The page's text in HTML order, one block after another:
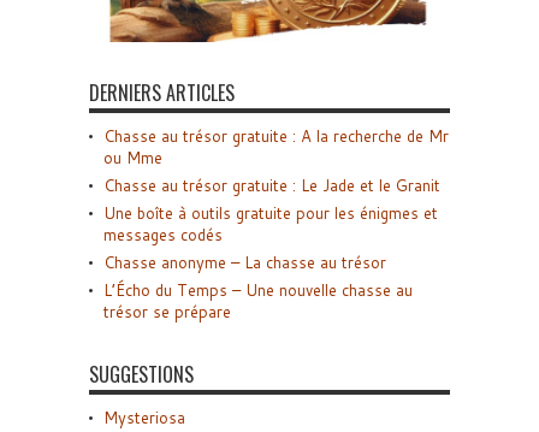
DERNIERS ARTICLES
Chasse au trésor gratuite : A la recherche de Mr
ou Mme
Chasse au trésor gratuite : Le Jade et le Granit
Une boîte à outils gratuite pour les énigmes et
messages codés
Chasse anonyme – La chasse au trésor
L’Écho du Temps – Une nouvelle chasse au
trésor se prépare
SUGGESTIONS
Mysteriosa